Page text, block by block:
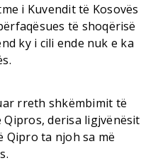
i Kuvendit të Kosovës
të shoqërisë
ky i cili ende nuk e ka
rreth shkëmbimit të
Qipros, derisa ligjvënësit
Qipro ta njoh sa më